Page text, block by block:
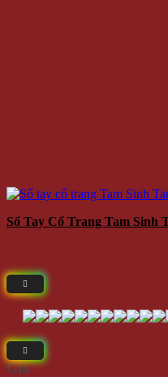
Sổ Tay Cổ Trang Tam Sinh
Giá